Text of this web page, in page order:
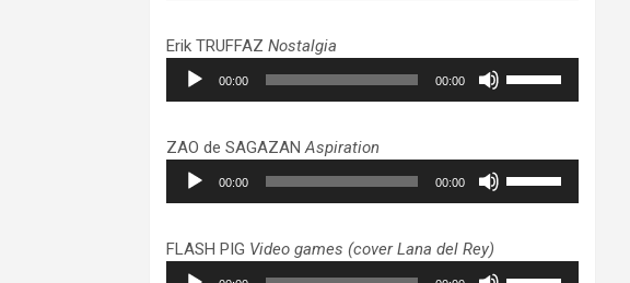
pour
augmenter
ou
volume.
Erik TRUFFAZNostalgia
Lecteur
audio
00:00 00:00
pour
augmenter
ou
volume.
ZAO de SAGAZANAspiration
Lecteur
audio
00:00 00:00
pour
FLASH PIG Video games (cover Lana del Rey)
Lecteur